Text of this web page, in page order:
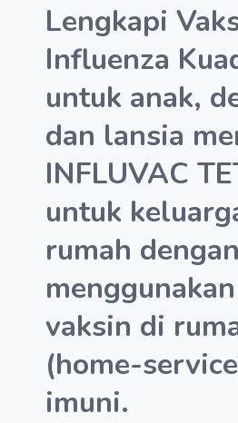
Lengkapi
Influenza
untuk anak,
dan lansia
INFLUVAC
untuk
rumah dengan
vaksin di
(home-
imuni.